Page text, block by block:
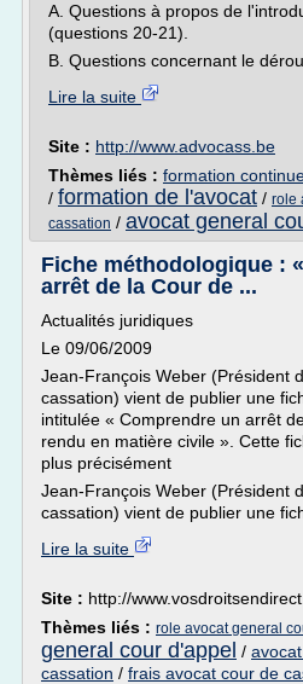
A. Questions à propos de
(questions 20-21).
B. Questions concernant le
Lire la suite
Site : http://www.advocass.be
Thèmes liés : formation
/ formation de l'avocat / role
cassation / avocat general
Fiche méthodologique :
arrêt de la Cour de ...
Actualités juridiques
Le 09/06/2009
Jean-François Weber (Président
cassation) vient de publier une
intitulée « Comprendre un arrêt
rendu en matière civile ». Cette
plus précisément
Jean-François Weber (Président
cassation) vient de publier une
Lire la suite
Site : http://
Thèmes liés : role avocat general
general cour d'appel /
cassation / frais avocat cour de